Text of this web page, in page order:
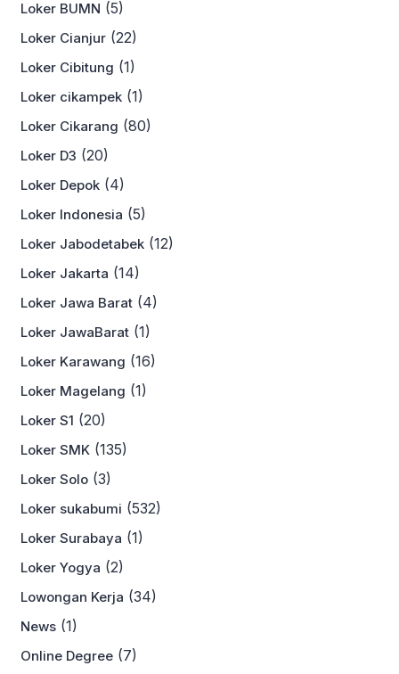
Loker BUMN (5)
Loker Cianjur (22)
Loker Cibitung (1)
Loker cikampek (1)
Loker Cikarang (80)
Loker D3 (20)
Loker Depok (4)
Loker Indonesia (5)
Loker Jabodetabek (12)
Loker Jakarta (14)
Loker Jawa Barat (4)
Loker JawaBarat (1)
Loker Karawang (16)
Loker Magelang (1)
Loker S1 (20)
Loker SMK (135)
Loker Solo (3)
Loker sukabumi (532)
Loker Surabaya (1)
Loker Yogya (2)
Lowongan Kerja (34)
News (1)
Online Degree (7)